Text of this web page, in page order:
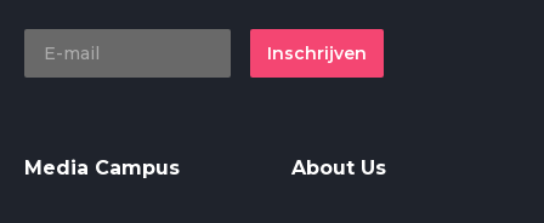
Inschrijven
Media Campus About Us